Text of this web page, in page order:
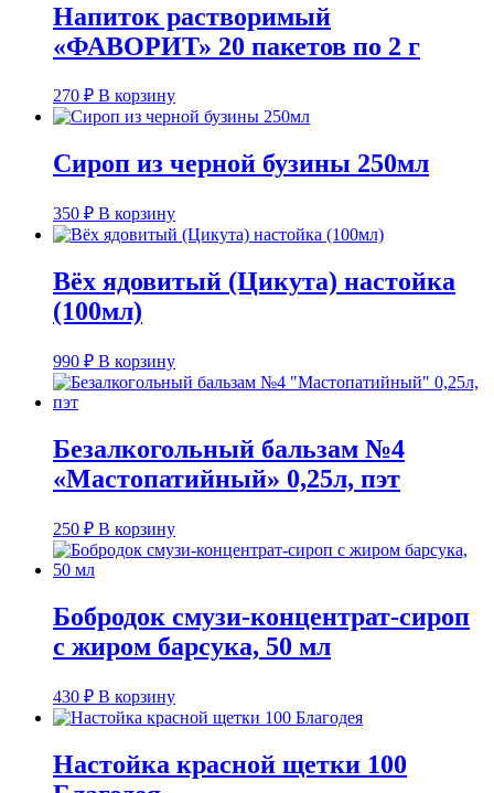
Напиток растворимый
«ФАВОРИТ» 20 пакетов по 2 г
270 ₽ В корзину
Сироп из черной бузины 250мл
350 ₽ В корзину
Вёх ядовитый (Цикута) настойка
(100мл)
990 ₽ В корзину
Безалкогольный бальзам №4
«Мастопатийный» 0,25л, пэт
250 ₽ В корзину
Бобродок смузи-концентрат-сироп
с жиром барсука, 50 мл
430 ₽ В корзину
Настойка красной щетки 100